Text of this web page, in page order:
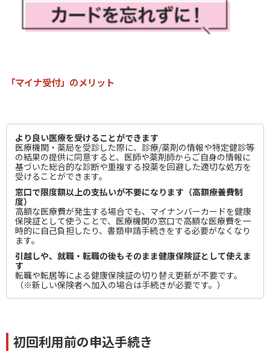
「マイナ受付」のメリット
より良い医療を受けることができます
医療機関・薬局を受診した際に、診療/薬剤の情報や特定健診等
の結果の提供に同意すると、医師や薬剤師からご自身の情報に
基づいた総合的な診断や重複する投薬を回避した適切な処方を
受けることができます。
窓口で限度額以上の支払いが不要になります（高額療養費制
度）
高額な医療費が発生する場合でも、マイナンバーカードを健康
保険証として使うことで、医療機関の窓口で高額な医療費を一
時的に自己負担したり、書類申請手続きをする必要がなくなり
ます。​
引越しや、就職・転職の後もそのまま健康保険証として使えま
す
転職や転居等による健康保険証の切り替え更新が不要です。
（※新しい保険者へ加入の場合は手続きが必要です。）
初回利用前の申込手続き